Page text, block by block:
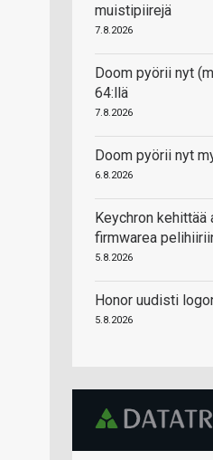
muistipiirejä
7.8.2026
Doom pyörii nyt
64:llä
7.8.2026
Doom pyörii nyt
6.8.2026
Keychron
firmwarea
5.8.2026
Honor uudisti
5.8.2026